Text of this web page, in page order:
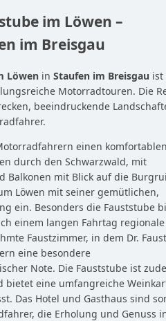
im Löwen –
im Breisgau
Löwen in Staufen im Breisgau ist
Motorradtouren. Die
beeindruckende
einen komfortablen
durch den Schwarzwald, mit
Balkonen mit Blick auf die
Löwen mit seiner gemütlichen,
ein. Besonders die Fauststube
einem langen Fahrtag regionale
Faustzimmer, in dem Dr. Faust
eine besondere
Note. Die Fauststube ist
eine umfangreiche
Das Hotel und Gasthaus sind
die Erholung und Genuss